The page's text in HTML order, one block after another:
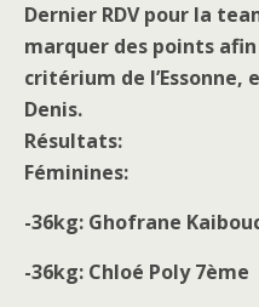
Dernier RDV pour la
marquer des points
critérium de l’Essonne,
Denis.
Résultats:
Féminines:
-36kg: Ghofrane
-36kg: Chloé Poly 7ème